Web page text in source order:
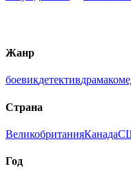
Жанр
боевикдетективдрама
Страна
ВеликобританияКанада
Год